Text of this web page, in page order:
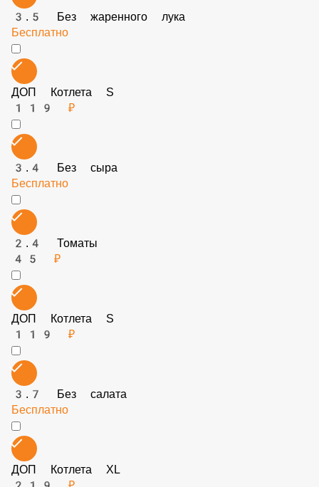
2.7 Дюксель
45 ₽
Бесплатно
ДОП Котлета S
119 ₽
3.4 Без сыра
Бесплатно
2.4 Томаты
45 ₽